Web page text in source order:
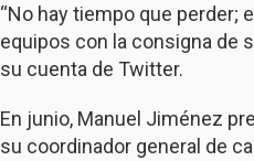
“No hay tiempo que perder;
equipos con la consigna de
su cuenta de Twitter.
En junio, Manuel Jiménez
su coordinador general de